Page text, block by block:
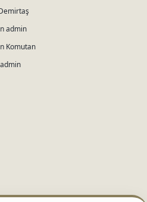
admin
Komutan
admin